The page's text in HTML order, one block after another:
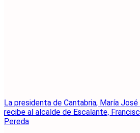
La presidenta de Cantabria, María José
recibe al alcalde de Escalante,
Pereda